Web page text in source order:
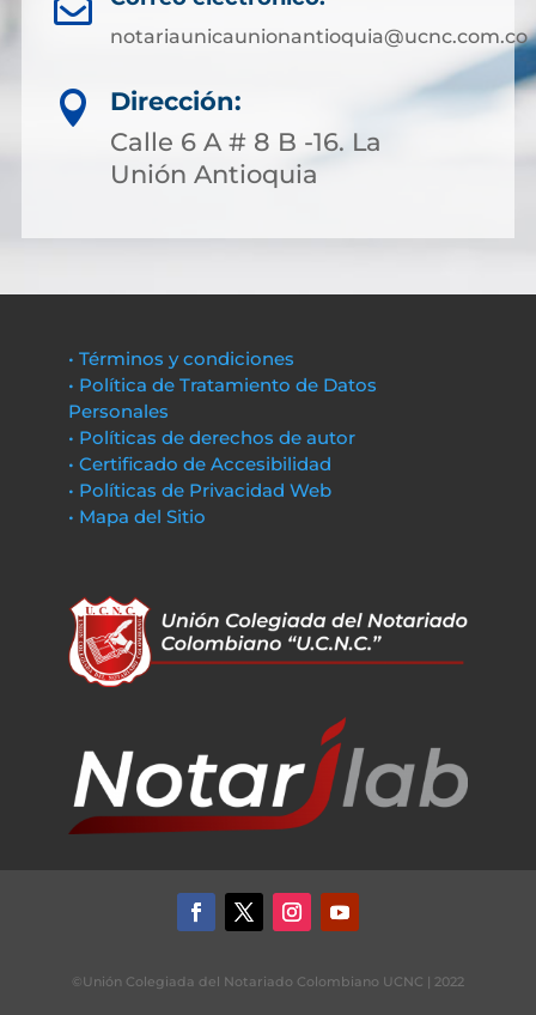
notariaunicaunionantioquia@ucnc.com.co

Dirección:
Calle 6 A # 8 B -16. La
Unión Antioquia
• Términos y condiciones
• Política de Tratamiento de Datos
Personales
• Políticas de derechos de autor
• Certificado de Accesibilidad
• Políticas de Privacidad Web
• Mapa del Sitio
©Unión Colegiada del Notariado Colombiano UCNC | 2022